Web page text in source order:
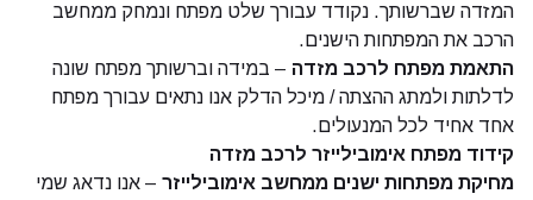
המזדה שברשותך. נקודד עבורך שלט מפתח ונמחק ממחשב
הרכב את המפתחות הישנים.
התאמת מפתח לרכב מזדה – במידה וברשותך מפתח שונה
לדלתות ולמתג ההצתה / מיכל הדלק אנו נתאים עבורך מפתח
אחד אחיד לכל המנעולים.
קידוד מפתח אימובילייזר לרכב מזדה
מחיקת מפתחות ישנים ממחשב אימובילייזר – אנו נדאג שמי